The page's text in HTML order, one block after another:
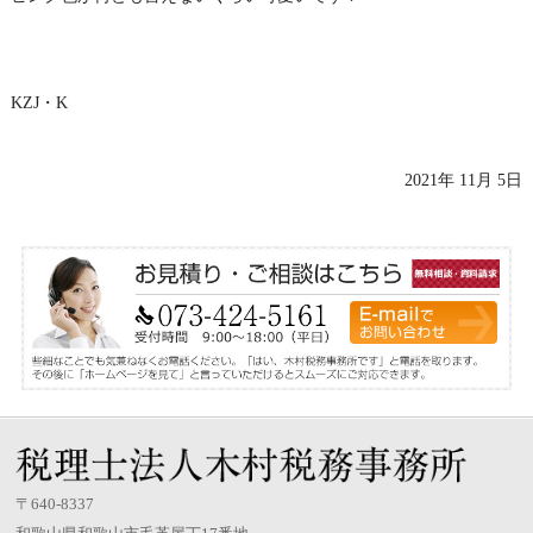
KZJ・K
2021年 11月 5日
〒640-8337